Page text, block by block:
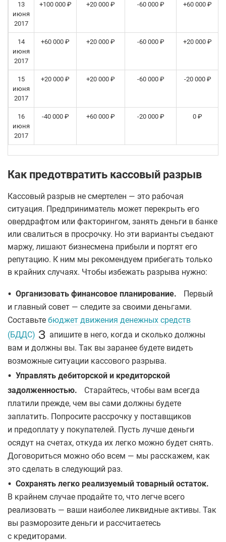
13
июня
2017
+100 000 ₽ +20 000 ₽ -60 000 ₽ +60 000 ₽
14
июня
2017
+60 000 ₽ +20 000 ₽ -60 000 ₽ +20 000 ₽
15
июня
2017
+20 000 ₽ +20 000 ₽ -60 000 ₽ -20 000 ₽
16
июня
2017
-40 000 ₽ +60 000 ₽ -20 000 ₽ 0 ₽
Как предотвратить кассовый разрыв
Кассовый разрыв не смертелен — это рабочая
ситуация. Предприниматель может перекрыть его
овердрафтом или факторингом, занять деньги в банке
или свалиться в просрочку. Но эти варианты съедают
маржу, лишают бизнесмена прибыли и портят его
репутацию. К ним мы рекомендуем прибегать только
в крайних случаях. Чтобы избежать разрыва нужно:
• Организовать финансовое планирование.
Первый
и главный совет — следите за своими деньгами.
Составьте бюджет движения денежных средств
(БДДС) З апишите в него, когда и сколько должны
вам и должны вы. Так вы заранее будете видеть
возможные ситуации кассового разрыва.
• Управлять дебиторской и кредиторской
задолженностью.
Старайтесь, чтобы вам всегда
платили прежде, чем вы сами должны будете
заплатить. Попросите рассрочку у поставщиков
и предоплату у покупателей. Пусть лучше деньги
осядут на счетах, откуда их легко можно будет снять.
Договориться можно обо всем — мы расскажем, как
это сделать в следующий раз.
• Сохранять легко реализуемый товарный остаток.
В крайнем случае продайте то, что легче всего
реализовать — ваши наиболее ликвидные активы. Так
вы разморозите деньги и рассчитаетесь
с кредиторами.